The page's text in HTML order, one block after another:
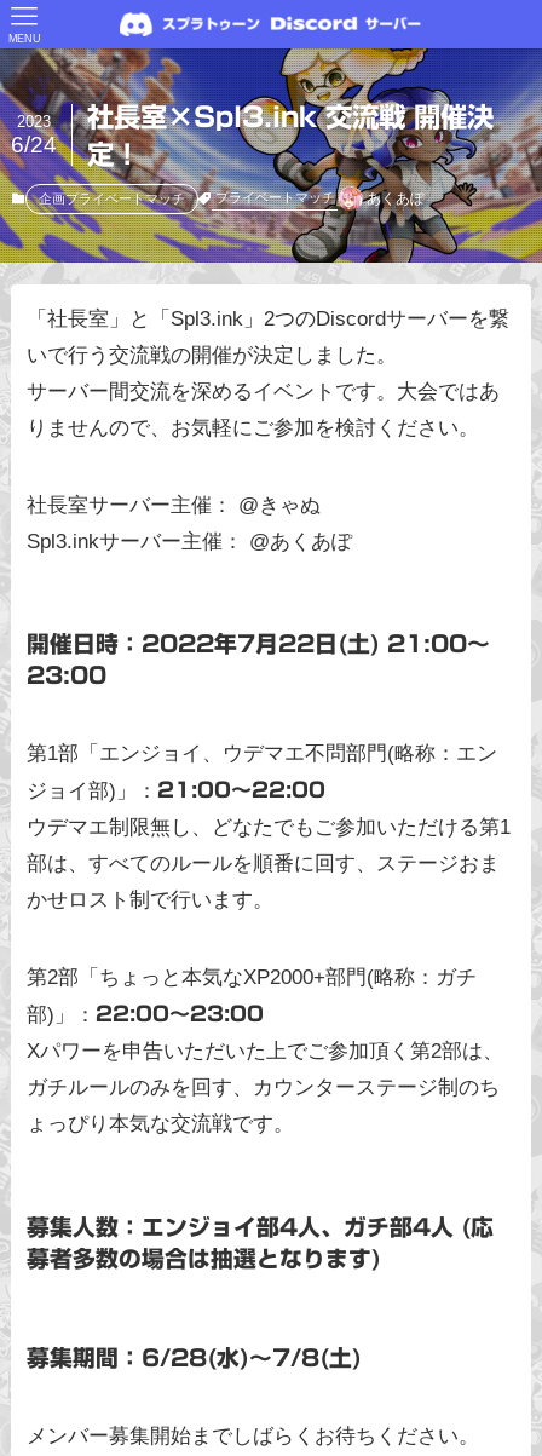
MENU
社長室×Spl3.ink 交流戦 開催決
定！
2023
6/24
企画プライベートマッチ プライベートマッチ あくあぽ
「社長室」と「Spl3.ink」2つのDiscordサーバーを繋
いで行う交流戦の開催が決定しました。
サーバー間交流を深めるイベントです。大会ではあ
りませんので、お気軽にご参加を検討ください。
社長室サーバー主催： @きゃぬ
Spl3.inkサーバー主催： @あくあぽ
開催日時：2022年7月22日(土) 21:00〜
23:00
第1部「エンジョイ、ウデマエ不問部門(略称：エン
ジョイ部)」： 21:00〜22:00
ウデマエ制限無し、どなたでもご参加いただける第1
部は、すべてのルールを順番に回す、ステージおま
かせロスト制で行います。
第2部「ちょっと本気なXP2000+部門(略称：ガチ
部)」： 22:00〜23:00
Xパワーを申告いただいた上でご参加頂く第2部は、
ガチルールのみを回す、カウンターステージ制のち
ょっぴり本気な交流戦です。
募集人数：エンジョイ部4人、ガチ部4人 (応
募者多数の場合は抽選となります)
募集期間：6/28(水)〜7/8(土)
メンバー募集開始までしばらくお待ちください。